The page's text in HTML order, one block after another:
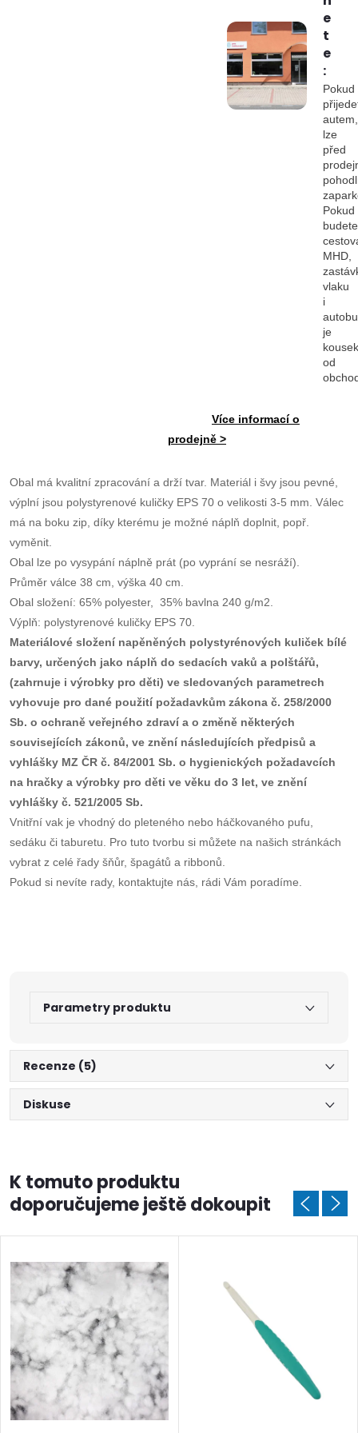
Obal má kvalitní zpracování a drží tvar. Materiál i švy jsou pevné,
výplní jsou polystyrenové kuličky EPS 70 o velikosti 3-5 mm. Válec
má na boku zip, díky kterému je možné náplň doplnit, popř.
vyměnit.
Obal lze po vysypání náplně prát (po vyprání se nesráží).
Průměr válce 38 cm, výška 40 cm.
Obal složení: 65% polyester, 35% bavlna 240 g/m2.
Výplň: polystyrenové kuličky EPS 70.
Materiálové složení napěněných polystyrénových kuliček bílé
barvy, určených jako náplň do sedacích vaků a polštářů,
(zahrnuje i výrobky pro děti) ve sledovaných parametrech
vyhovuje pro dané použití požadavkům zákona č. 258/2000
Sb. o ochraně veřejného zdraví a o změně některých
souvisejících zákonů, ve znění následujících předpisů a
vyhlášky MZ ČR č. 84/2001 Sb. o hygienických požadavcích
na hračky a výrobky pro děti ve věku do 3 let, ve znění
vyhlášky č. 521/2005 Sb.
Vnitřní vak je vhodný do pleteného nebo háčkovaného pufu,
sedáku či taburetu. Pro tuto tvorbu si můžete na našich stránkách
vybrat z celé řady šňůr, špagátů a ribbonů.
Pokud si nevíte rady, kontaktujte nás, rádi Vám poradíme.
e
t
e
:
Pokud
autem,
lze
před
Pokud
budete
MHD,
vlaku
i
je
kousek
od
Více informací o
prodejně >
Parametry produktu
Recenze (5)
Diskuse
K tomuto produktu
doporučujeme ještě dokoupit
Doprava a platby Blog a návody